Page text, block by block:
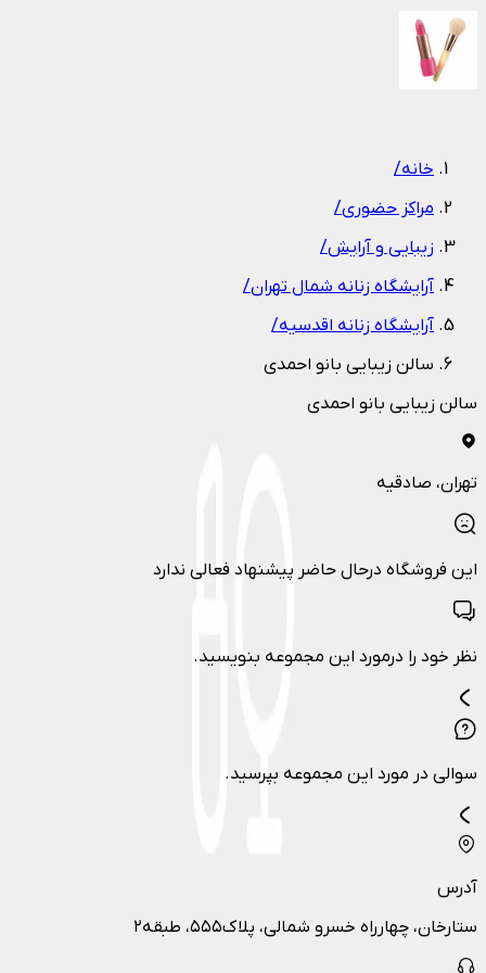
خانه/
مراکز حضوری/
زیبایی و آرایش/
آرایشگاه زنانه شمال تهران/
آرایشگاه زنانه اقدسیه/
سالن زیبایی بانو احمدی
سالن زیبایی بانو احمدی
تهران، صادقیه
این فروشگاه درحال حاضر پیشنهاد فعالی ندارد
نظر خود را درمورد این مجموعه بنویسید.
سوالی در مورد این مجموعه بپرسید.
آدرس
ستارخان، چهارراه خسرو شمالی، پلاک۵۵۵، طبقه۲